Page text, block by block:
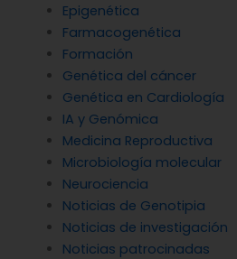
Epigenética
Farmacogenética
Formación
Genética del cáncer
Genética en Cardiología
IA y Genómica
Medicina Reproductiva
Microbiología molecular
Neurociencia
Noticias de Genotipia
Noticias de investigación
Noticias patrocinadas